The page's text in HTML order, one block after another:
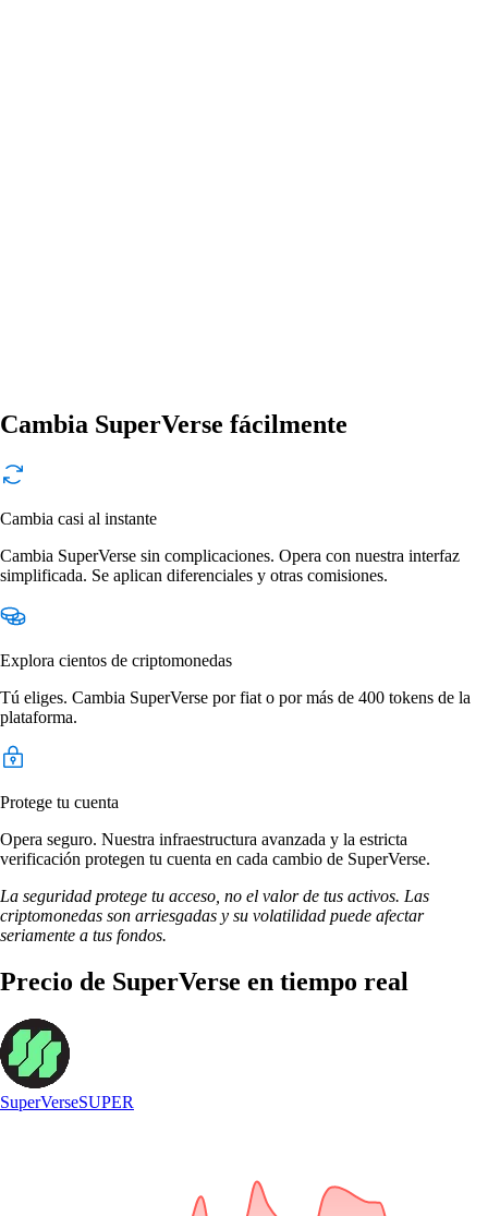
Cambia SuperVerse fácilmente
Cambia casi al instante
Cambia SuperVerse sin complicaciones. Opera con nuestra interfaz
simplificada. Se aplican diferenciales y otras comisiones.
Explora cientos de criptomonedas
Tú eliges. Cambia SuperVerse por fiat o por más de 400 tokens de la
plataforma.
Protege tu cuenta
Opera seguro. Nuestra infraestructura avanzada y la estricta
verificación protegen tu cuenta en cada cambio de SuperVerse.
La seguridad protege tu acceso, no el valor de tus activos. Las
criptomonedas son arriesgadas y su volatilidad puede afectar
seriamente a tus fondos.
Precio de SuperVerse en tiempo real
SuperVerseSUPER